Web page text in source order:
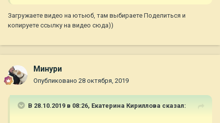
Загружаете видео на ютьюб, там выбираете Поделиться и
копируете ссылку на видео сюда))
Минури
Опубликовано 28 октября, 2019
В 28.10.2019 в 08:26, Екатерина Кириллова сказал: